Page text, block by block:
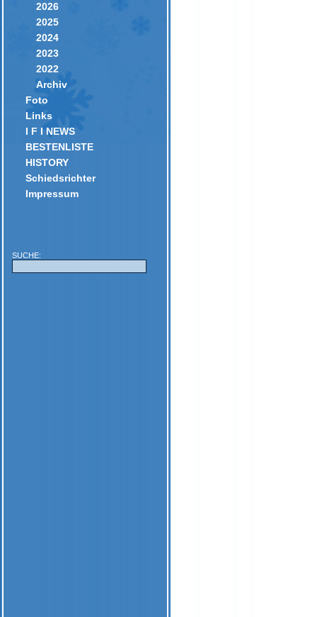
2026
2025
2024
2023
2022
Archiv
Foto
Links
I F I NEWS
BESTENLISTE
HISTORY
Schiedsrichter
Impressum
SUCHE: